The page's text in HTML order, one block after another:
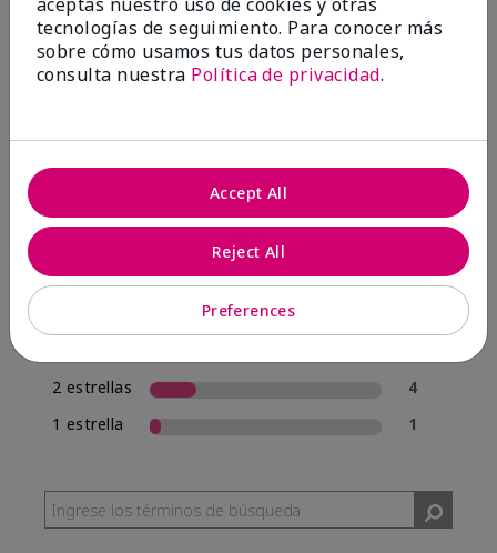
4.0
70% de los encuestados recomendaría a un amigo.
5 estrellas
12
2 estrellas
4
1 estrella
1
tecnologías de seguimiento. Para conocer más
sobre cómo usamos tus datos personales,
consulta nuestra Política de privacidad.
Preferences
Reject All
Accept All